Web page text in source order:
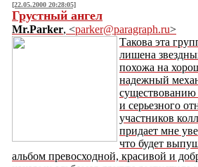
[22.05.2000 20:28:05]
Грустный ангел
Mr.Parker, <parker@paragraph.ru>
Такова эта
лишена
похожа на
надежный
существованию
и серьезного
участников
придает мне
что будет
альбом превосходной, красивой и